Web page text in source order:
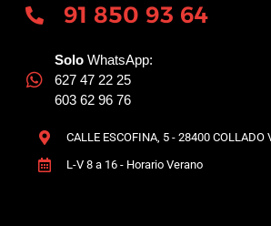
91 850 93 64
Solo WhatsApp:
627 47 22 25
603 62 96 76
CALLE ESCOFINA, 5 - 28400
L-V 8 a 16 - Horario Verano